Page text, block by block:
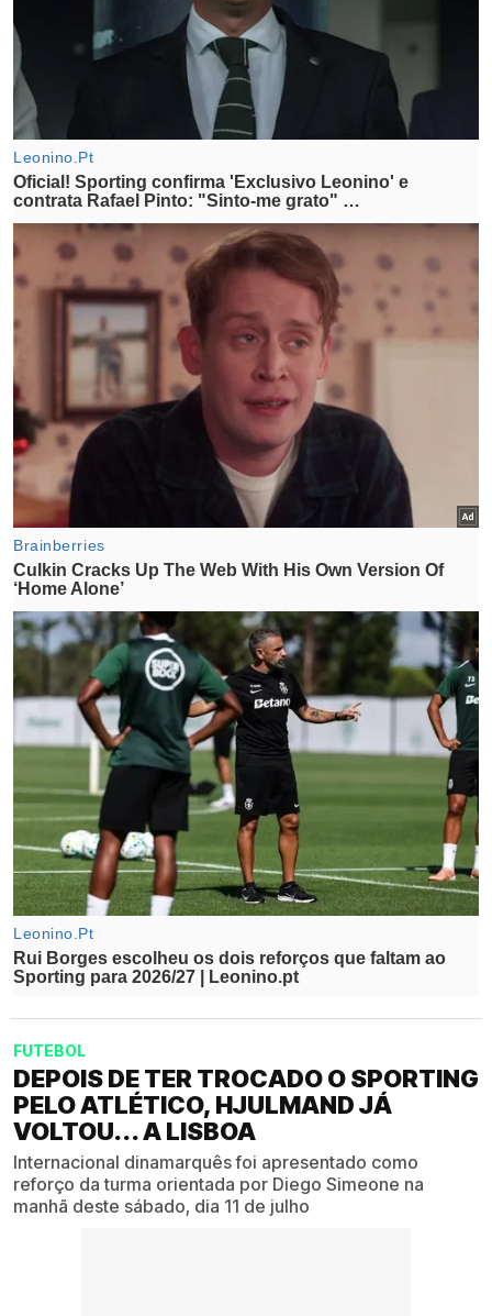
FUTEBOL
DEPOIS DE TER TROCADO O SPORTING
PELO ATLÉTICO, HJULMAND JÁ
VOLTOU... A LISBOA
Internacional dinamarquês foi apresentado como
reforço da turma orientada por Diego Simeone na
manhã deste sábado, dia 11 de julho